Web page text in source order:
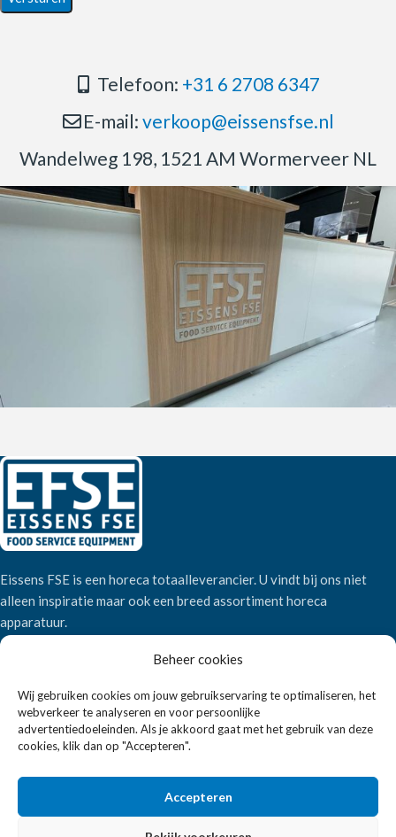
Beheer cookies
Wij gebruiken cookies om jouw gebruikservaring te optimaliseren, het
webverkeer te analyseren en voor persoonlijke
advertentiedoeleinden. Als je akkoord gaat met het gebruik van deze
cookies, klik dan op "Accepteren".
Accepteren
Telefoon: +31 6 2708 6347
E-mail: verkoop@eissensfse.nl
Wandelweg 198, 1521 AM Wormerveer NL
Eissens FSE is een horeca totaalleverancier. U vindt bij ons niet
alleen inspiratie maar ook een breed assortiment horeca
apparatuur.
Telefoon:+31 6 2708 6347
E-mail:verkoop@eissensfse.nl
Over ons